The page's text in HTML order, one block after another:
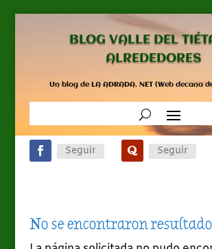
BLOG VALLE DEL
ALREDEDORES
Un blog de LA ADRADA. NET (Web decana
Seguir Seguir
No se encontraron